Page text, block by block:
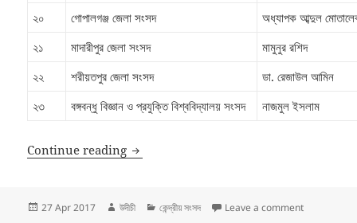
২০
গোপালগঞ্জ জেলা সংসদ
অধ্যাপক আব্দুল
২১
মাদারীপুর জেলা সংসদ
মামুনুর রশিদ
২২
শরীয়তপুর জেলা সংসদ
ডা. রেজাউল আমিন
২৩
বঙ্গবন্ধু বিজ্ঞান ও প্রযুক্তি বিশ্ববিদ্যালয় সংসদ নাজমুল ইসলাম
Continue reading কেন্দ্রীয় নেতৃবৃন্দের জেলার দায়িত্ব ২০১৬–১৮
Posted
27 Apr 2017 Author
উদীচী Categories
কেন্দ্রীয় সংসদ Leave a commenton কেন্দ্রীয়